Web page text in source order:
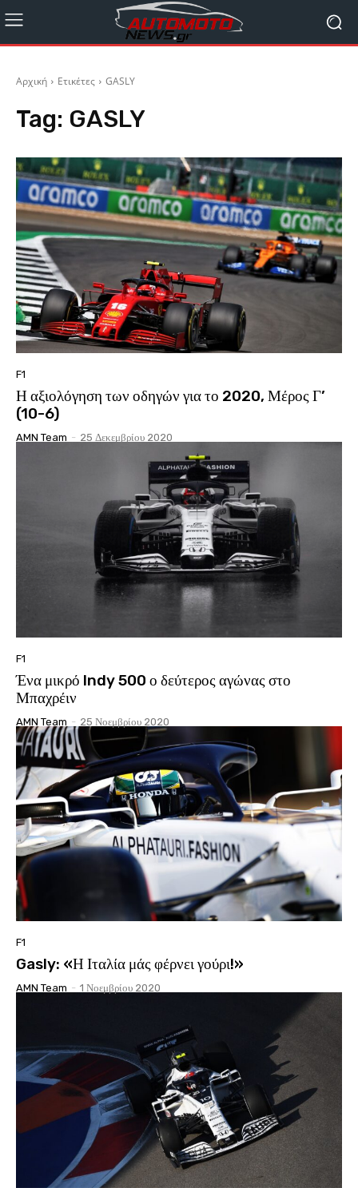
Αρχική Ετικέτες GASLY
Tag: GASLY
F1
Η αξιολόγηση των οδηγών για το 2020, Μέρος Γ’
(10-6)
AMN Team - 25 Δεκεμβρίου 2020
F1
Ένα μικρό Indy 500 ο δεύτερος αγώνας στο
Μπαχρέιν
AMN Team - 25 Νοεμβρίου 2020
F1
Gasly: «Η Ιταλία μάς φέρνει γούρι!»
AMN Team - 1 Νοεμβρίου 2020